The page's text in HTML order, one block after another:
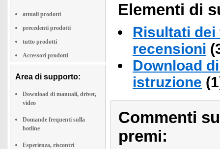
attuali prodotti
precedenti prodotti
tutto prodotti
Accessori prodotti
Area di supporto:
Download di manuali, driver,
video
Domande frequenti sulla
hotline
Esperienza, riscontri
Elementi di
Risultati
recensioni
Download
istruzione
Commenti
premi: